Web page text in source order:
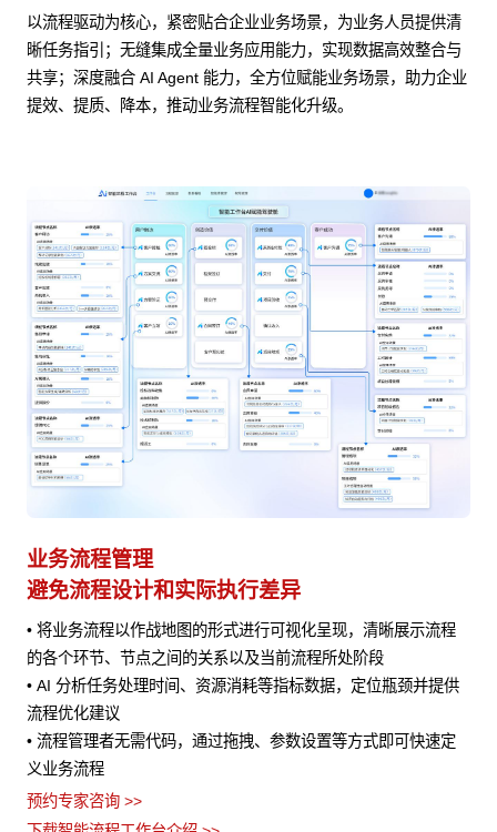
以流程驱动为核心，紧密贴合企业业务场景，为业务人员提供清
晰任务指引；无缝集成全量业务应用能力，实现数据高效整合与
共享；深度融合 AI Agent 能力，全方位赋能业务场景，助力企业
提效、提质、降本，推动业务流程智能化升级。
业务流程管理
避免流程设计和实际执行差异
• 将业务流程以作战地图的形式进行可视化呈现，清晰展示流程
的各个环节、节点之间的关系以及当前流程所处阶段
• AI 分析任务处理时间、资源消耗等指标数据，定位瓶颈并提供
流程优化建议
• 流程管理者无需代码，通过拖拽、参数设置等方式即可快速定
义业务流程
预约专家咨询 >>